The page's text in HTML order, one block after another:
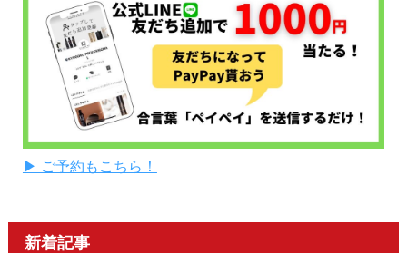
▶ ご予約もこちら！
新着記事